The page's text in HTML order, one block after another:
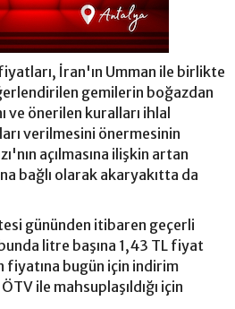
İran'ın Umman ile birlikte
gemilerin boğazdan
ve önerilen kuralları ihlal
verilmesini önermesinin
açılmasına ilişkin artan
bağlı olarak akaryakıtta da
gününden itibaren geçerli
litre başına 1,43 TL fiyat
fiyatına bugün için indirim
ile mahsuplaşıldığı için